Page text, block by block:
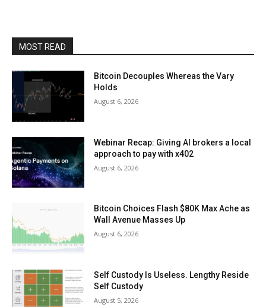
MOST READ
Bitcoin Decouples Whereas the Vary
Holds
August 6, 2026
Webinar Recap: Giving AI brokers a local
approach to pay with x402
August 6, 2026
Bitcoin Choices Flash $80K Max Ache as
Wall Avenue Masses Up
August 6, 2026
Self Custody Is Useless. Lengthy Reside
Self Custody
August 5, 2026